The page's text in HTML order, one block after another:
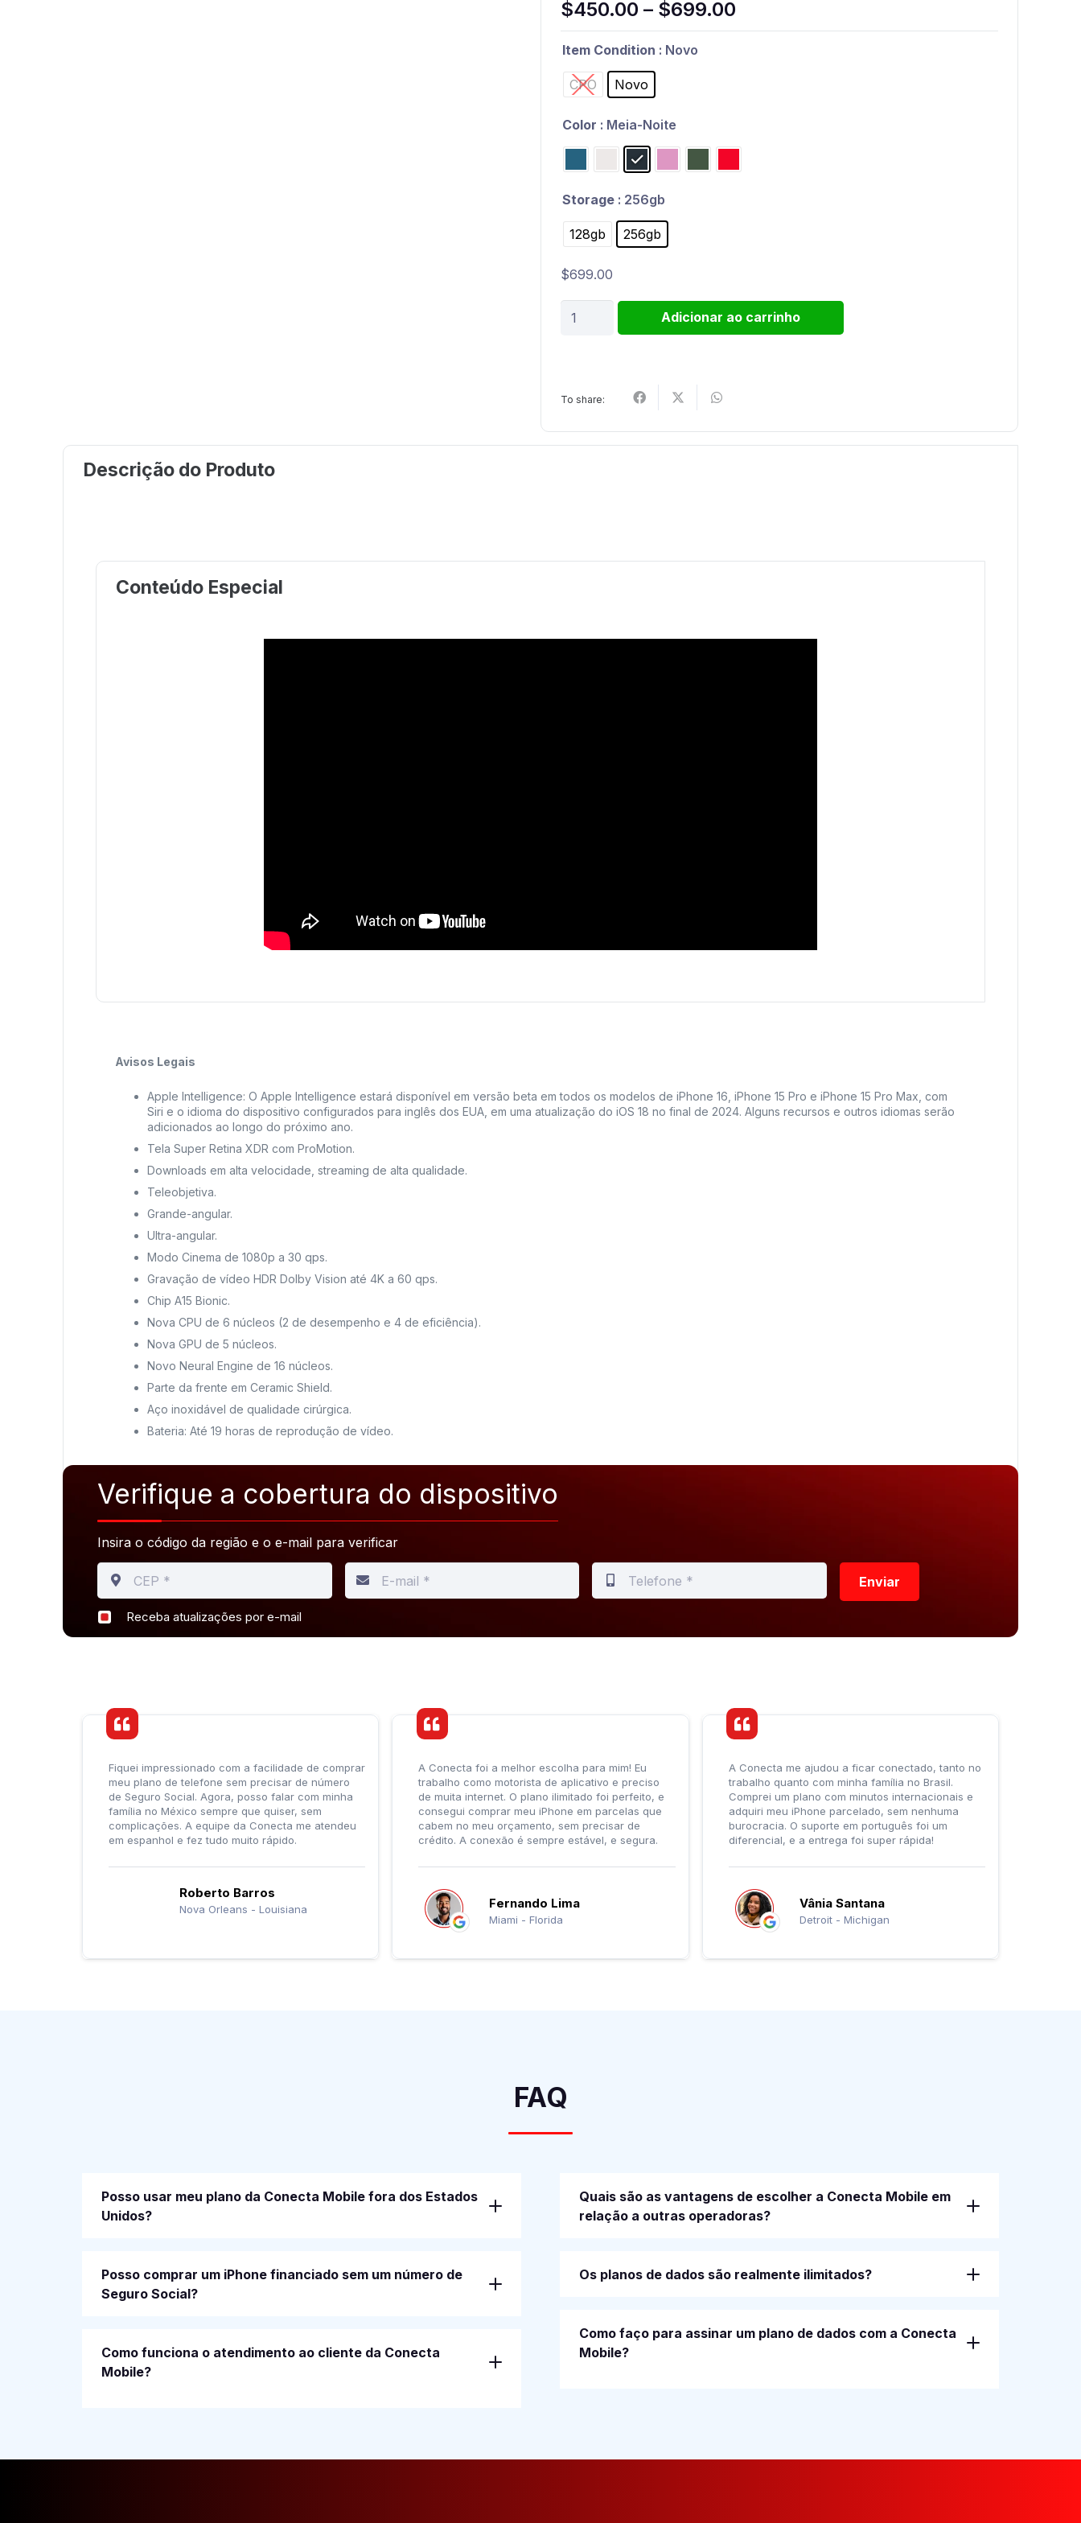
$450.00 – $699.00
range:
Item Condition : Novo
CPO Novo
Color : Meia-Noite
Storage : 256gb
128gb 256gb
$699.00
iPhone
Adicionar ao carrinho
To share:
Descrição do Produto
Conteúdo Especial
Avisos Legais
Apple Intelligence: O Apple Intelligence estará disponível em versão beta em todos os modelos de iPhone 16, iPhone 15 Pro e iPhone 15 Pro Max, com
Siri e o idioma do dispositivo configurados para inglês dos EUA, em uma atualização do iOS 18 no final de 2024. Alguns recursos e outros idiomas serão
adicionados ao longo do próximo ano.
Tela Super Retina XDR com ProMotion.
Downloads em alta velocidade, streaming de alta qualidade.
Teleobjetiva.
Grande-angular.
Ultra-angular.
Modo Cinema de 1080p a 30 qps.
Gravação de vídeo HDR Dolby Vision até 4K a 60 qps.
Chip A15 Bionic.
Nova CPU de 6 núcleos (2 de desempenho e 4 de eficiência).
Nova GPU de 5 núcleos.
Novo Neural Engine de 16 núcleos.
Parte da frente em Ceramic Shield.
Aço inoxidável de qualidade cirúrgica.
Bateria: Até 19 horas de reprodução de vídeo.
Verifique a cobertura do dispositivo
Insira o código da região e o e-mail para verificar
Enviar
Receba atualizações por e-mail
Fiquei impressionado com a facilidade de comprar
meu plano de telefone sem precisar de número
de Seguro Social. Agora, posso falar com minha
família no México sempre que quiser, sem
complicações. A equipe da Conecta me atendeu
em espanhol e fez tudo muito rápido.
Roberto Barros
Nova Orleans - Louisiana
A Conecta foi a melhor escolha para mim! Eu
trabalho como motorista de aplicativo e preciso
de muita internet. O plano ilimitado foi perfeito, e
consegui comprar meu iPhone em parcelas que
cabem no meu orçamento, sem precisar de
crédito. A conexão é sempre estável, e segura.
Fernando Lima
Miami - Florida
A Conecta me ajudou a ficar conectado, tanto no
trabalho quanto com minha família no Brasil.
Comprei um plano com minutos internacionais e
adquiri meu iPhone parcelado, sem nenhuma
burocracia. O suporte em português foi um
diferencial, e a entrega foi super rápida!
Vânia Santana
Detroit - Michigan
FAQ
Posso usar meu plano da Conecta Mobile fora dos Estados
Unidos?
Posso comprar um iPhone financiado sem um número de
Seguro Social?
Como funciona o atendimento ao cliente da Conecta
Mobile?
Quais são as vantagens de escolher a Conecta Mobile em
relação a outras operadoras?
Os planos de dados são realmente ilimitados?
Como faço para assinar um plano de dados com a Conecta
Mobile?